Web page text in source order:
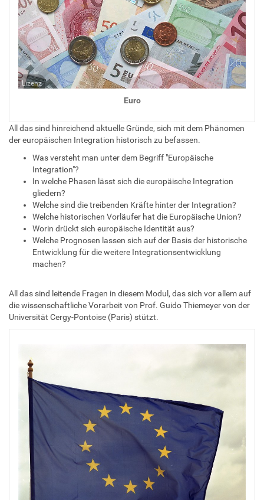
Lizenz
Euro
All das sind hinreichend aktuelle Gründe, sich mit dem Phänomen
der europäischen Integration historisch zu befassen.
Was versteht man unter dem Begriff "Europäische
Integration"?
In welche Phasen lässt sich die europäische Integration
gliedern?
Welche sind die treibenden Kräfte hinter der Integration?
Welche historischen Vorläufer hat die Europäische Union?
Worin drückt sich europäische Identität aus?
Welche Prognosen lassen sich auf der Basis der historische
Entwicklung für die weitere Integrationsentwicklung
machen?
All das sind leitende Fragen in diesem Modul, das sich vor allem auf
die wissenschaftliche Vorarbeit von Prof. Guido Thiemeyer von der
Universität Cergy-Pontoise (Paris) stützt.